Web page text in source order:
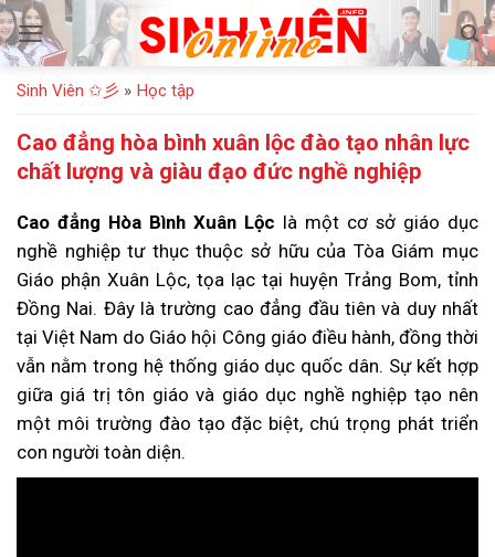
Bỏ
qua
nội
dung
Sinh Viên ✩彡 » Học tập
Cao đẳng hòa bình xuân lộc đào tạo nhân lực
chất lượng và giàu đạo đức nghề nghiệp
Cao đẳng Hòa Bình Xuân Lộc là một cơ sở giáo dục
nghề nghiệp tư thục thuộc sở hữu của Tòa Giám mục
Giáo phận Xuân Lộc, tọa lạc tại huyện Trảng Bom, tỉnh
Đồng Nai. Đây là trường cao đẳng đầu tiên và duy nhất
tại Việt Nam do Giáo hội Công giáo điều hành, đồng thời
vẫn nằm trong hệ thống giáo dục quốc dân. Sự kết hợp
giữa giá trị tôn giáo và giáo dục nghề nghiệp tạo nên
một môi trường đào tạo đặc biệt, chú trọng phát triển
con người toàn diện.